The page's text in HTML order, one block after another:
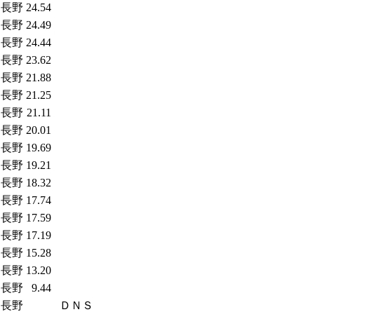
長野 24.54
長野 24.49
長野 24.44
長野 23.62
長野 21.88
長野 21.25
長野 21.11
長野 20.01
長野 19.69
長野 19.21
長野 18.32
長野 17.74
長野 17.59
長野 17.19
長野 15.28
長野 13.20
長野
9.44
長野
ＤＮＳ